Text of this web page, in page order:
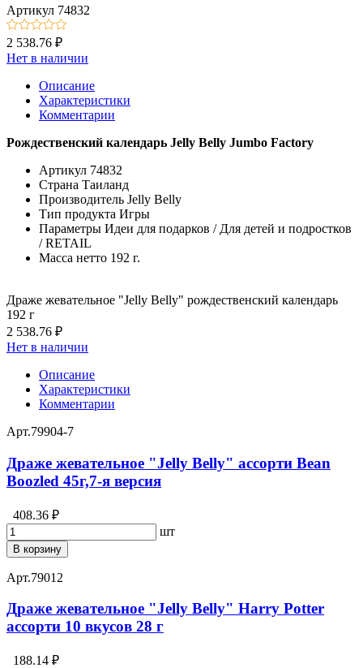
Артикул 74832
2 538.76 ₽
Нет в наличии
Описание
Характеристики
Комментарии
Рождественский календарь Jelly Belly Jumbo Factory
Артикул 74832
Страна Таиланд
Производитель Jelly Belly
Тип продукта Игры
Параметры Идеи для подарков / Для детей и подростков
/ RETAIL
Масса нетто 192 г.
Драже жевательное "Jelly Belly" рождественский календарь
192 г
2 538.76 ₽
Нет в наличии
Описание
Характеристики
Комментарии
Арт.79904-7
Драже жевательное "Jelly Belly" ассорти Bean
Boozled 45г,7-я версия
408.36 ₽
шт
В корзину
Арт.79012
Драже жевательное "Jelly Belly" Harry Potter
ассорти 10 вкусов 28 г
188.14 ₽